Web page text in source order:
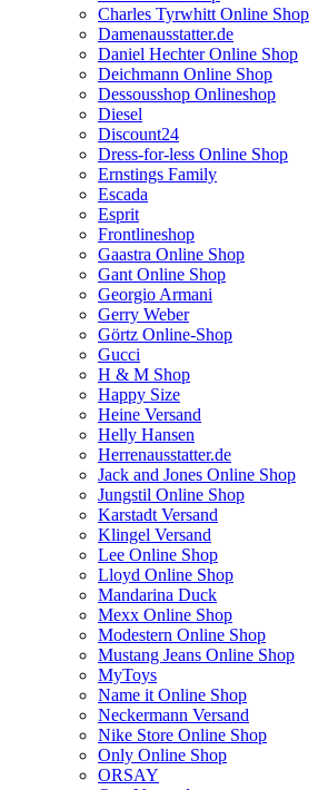
Charles Tyrwhitt Online Shop
Damenausstatter.de
Daniel Hechter Online Shop
Deichmann Online Shop
Dessousshop Onlineshop
Diesel
Discount24
Dress-for-less Online Shop
Ernstings Family
Escada
Esprit
Frontlineshop
Gaastra Online Shop
Gant Online Shop
Georgio Armani
Gerry Weber
Görtz Online-Shop
Gucci
H & M Shop
Happy Size
Heine Versand
Helly Hansen
Herrenausstatter.de
Jack and Jones Online Shop
Jungstil Online Shop
Karstadt Versand
Klingel Versand
Lee Online Shop
Lloyd Online Shop
Mandarina Duck
Mexx Online Shop
Modestern Online Shop
Mustang Jeans Online Shop
MyToys
Name it Online Shop
Neckermann Versand
Nike Store Online Shop
Only Online Shop
ORSAY